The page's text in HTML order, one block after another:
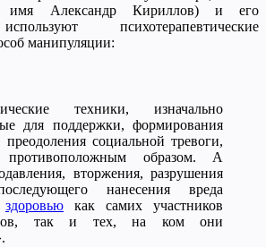
имя Александр Кириллов) и его
психотерапевтические
манипуляции:
техники, изначально
для поддержки, формирования
социальной тревоги,
противоположным образом. А
вторжения, разрушения
нанесения вреда
здоровью как самих участников
так и тех, на ком они